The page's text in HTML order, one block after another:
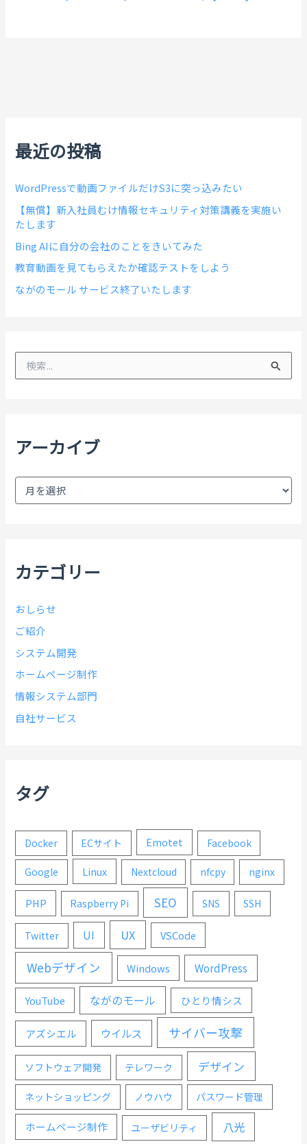
最近の投稿
WordPressで動画ファイルだけS3に突っ込みたい
【無償】新入社員むけ情報セキュリティ対策講義を実施い
たします
Bing AIに自分の会社のことをきいてみた
教育動画を見てもらえたか確認テストをしよう
ながのモール サービス終了いたします
検
アーカイブ
ア
カテゴリー
おしらせ
ご紹介
システム開発
ホームページ制作
情報システム部門
自社サービス
タグ
Docker ECサイト Emotet Facebook
Google Linux Nextcloud nfcpy nginx
PHP Raspberry Pi SEO SNS SSH
Twitter UI UX VSCode
Webデザイン Windows WordPress
YouTube ながのモール ひとり情シス
アズシエル ウイルス サイバー攻撃
ソフトウェア開発 テレワーク デザイン
ネットショッピング ノウハウ パスワード管理
ホームページ制作 ユーザビリティ 八光